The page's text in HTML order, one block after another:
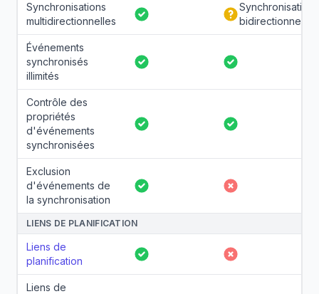
Synchronisations
multidirectionnelles
Oui Partiel
Synchronisations
bidirectionnelles
Événements
synchronisés
illimités
Oui Oui
Contrôle des
propriétés
d'événements
synchronisées
Oui Oui
Exclusion
d'événements de
la synchronisation
Oui Non
LIENS DE PLANIFICATION
Liens de
planification
Oui Non
Liens de